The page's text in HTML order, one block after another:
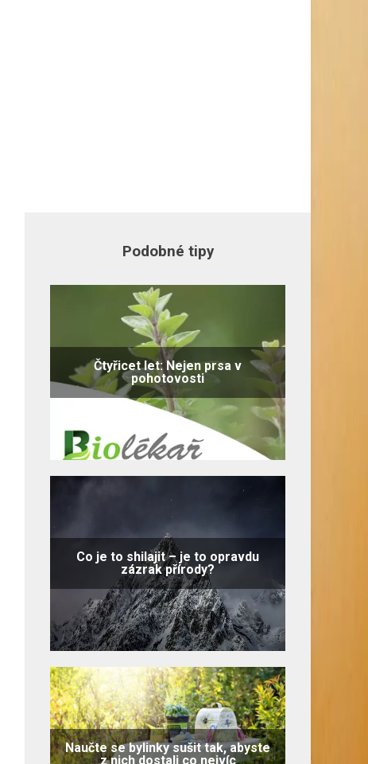
Podobné tipy
Čtyřicet let: Nejen prsa v
pohotovosti
Co je to shilajit – je to opravdu
zázrak přírody?
Naučte se bylinky sušit tak, abyste
z nich dostali co nejvíc